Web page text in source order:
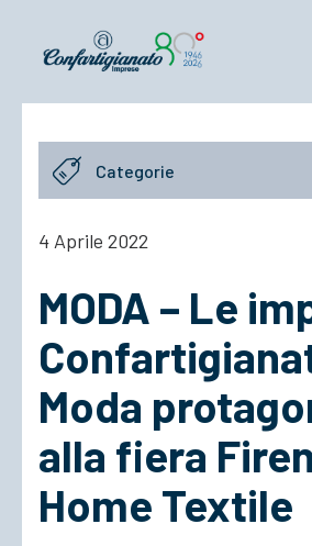
Notizie e Documenti
Confartigianato
Cosa Facciamo
Categorie
4 Aprile 2022
MODA – Le
Moda
alla fiera
Home Textile